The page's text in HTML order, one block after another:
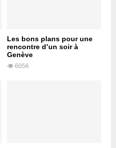
Les bons plans pour une
rencontre d’un soir à
Genève
6056